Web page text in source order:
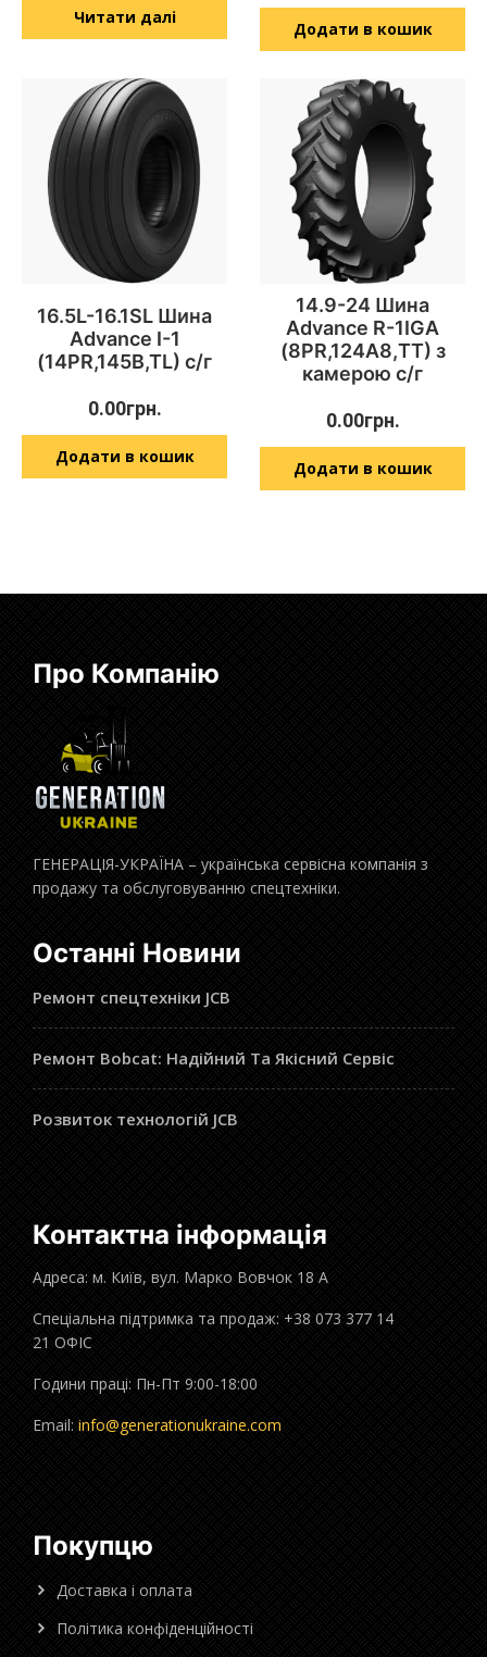
Читати далі
Додати в кошик
16.5L-16.1SL Шина
Advance I-1
(14PR,145B,TL) с/г
0.00грн.
Додати в кошик
14.9-24 Шина
Advance R-1IGA
(8PR,124А8,TT) з
камерою с/г
0.00грн.
Додати в кошик
Про Компанію
ГЕНЕРАЦІЯ-УКРАЇНА – українська сервісна компанія з
продажу та обслуговуванню спецтехніки.
Останні Новини
Ремонт спецтехніки JCB
Ремонт Bobcat: Надійний Та Якісний Сервіс
Розвиток технологій JCB
Контактна інформація
Адреса: м. Київ, вул. Марко Вовчок 18 А
Спеціальна підтримка та продаж: +38 073 377 14
21 ОФІС
Години праці: Пн-Пт 9:00-18:00
Email: info@generationukraine.com
Покупцю
Доставка і оплата
Політика конфіденційності